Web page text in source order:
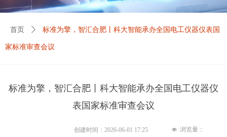
首页 ꄲ 标准为擎，智汇合肥丨科大智能承办全国电工仪器仪表国
家标准审查会议
标准为擎，智汇合肥丨科大智能承办全国电工仪器仪
表国家标准审查会议
创建时间： 2026-06-01 17:25 넶 浏览量：